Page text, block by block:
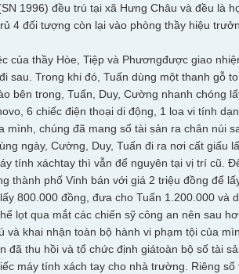
1996) đều trú tại xã Hưng Châu và đều là
4 đối tượng còn lại vào phòng thầy hiệu
của thầy Hòe, Tiệp và Phươngđược giao
sau. Trong khi đó, Tuấn dùng một thanh gỗ
bên trong, Tuấn, Duy, Cường nhanh chóng
6 chiếc điện thoại di động, 1 loa vi tính
mình, chúng đã mang số tài sản ra chân núi
ngày, Cường, Duy, Tuấn đi ra nơi cất giấu
tính xáchtay thì vẫn để nguyên tại vị trí cũ.
thành phố Vinh bán với giá 2 triệu đồng để
800.000 đồng, đưa cho Tuấn 1.200.000 và
lọt qua mắt các chiến sỹ công an nên sau
và khai nhận toàn bộ hành vi phạm tội của
đã thu hồi và tổ chức định giátoàn bộ số tài
máy tính xách tay cho nhà trường. Riêng